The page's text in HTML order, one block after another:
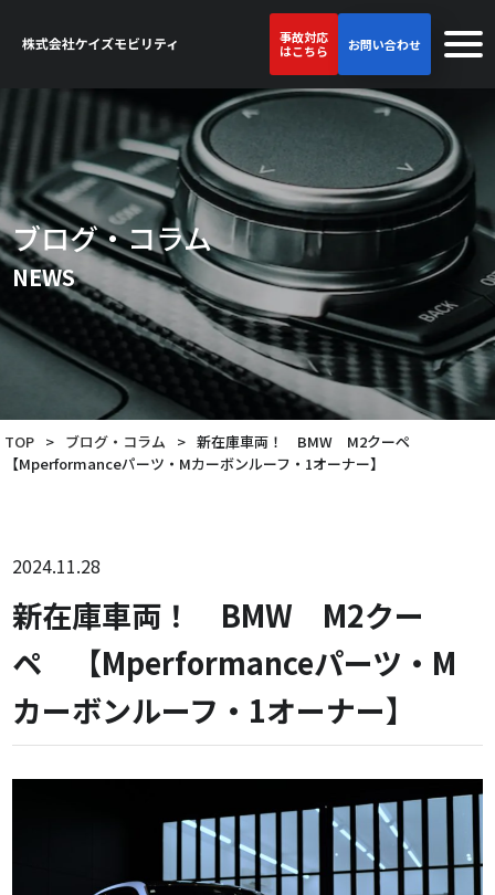
事故対応
はこちら
お問い合わせ
ブログ・コラム
NEWS
TOP > ブログ・コラム > 新在庫車両！ BMW M2クーペ
【Mperformanceパーツ・Mカーボンルーフ・1オーナー】
2024.11.28
新在庫車両！ BMW M2クー
ペ 【Mperformanceパーツ・M
カーボンルーフ・1オーナー】